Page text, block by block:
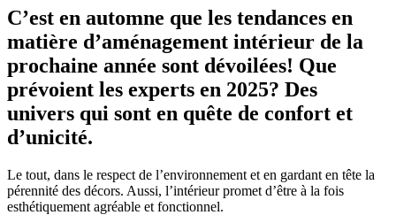
C’est en automne que les tendances en
matière d’aménagement intérieur de la
prochaine année sont dévoilées! Que
prévoient les experts en 2025? Des
univers qui sont en quête de confort et
d’unicité.
Le tout, dans le respect de l’environnement et en gardant en tête la
pérennité des décors. Aussi, l’intérieur promet d’être à la fois
esthétiquement agréable et fonctionnel.